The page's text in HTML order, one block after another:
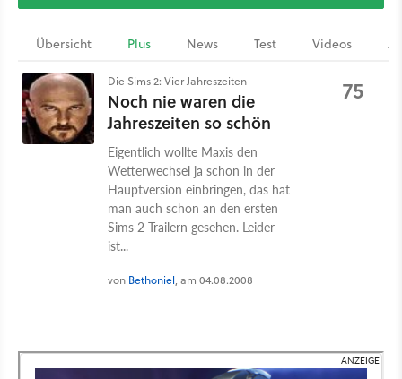
Übersicht Plus News Test Videos
Die Sims 2: Vier Jahreszeiten
Noch nie waren die
Jahreszeiten so schön
Eigentlich wollte Maxis den
Wetterwechsel ja schon in der
Hauptversion einbringen, das hat
man auch schon an den ersten
Sims 2 Trailern gesehen. Leider
ist...
von Bethoniel, am 04.08.2008
75